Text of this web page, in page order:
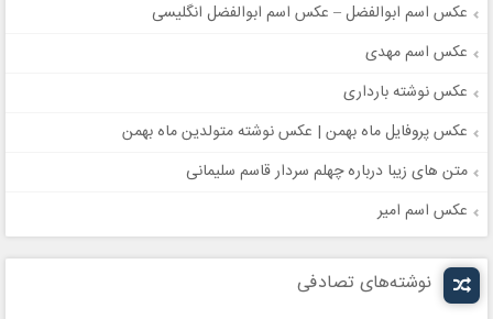
عکس اسم ابوالفضل – عکس اسم ابوالفضل انگلیسی
عکس اسم مهدی
عکس نوشته بارداری
عکس پروفایل ماه بهمن | عکس نوشته متولدین ماه بهمن
متن های زیبا درباره چهلم سردار قاسم سلیمانی
عکس اسم امیر
نوشته‌های تصادفی